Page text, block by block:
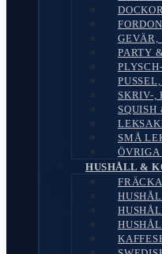
GEVÄR,
PARTY
SKRIV-,
SQUISH
SMÅ
HUSHÅLL &